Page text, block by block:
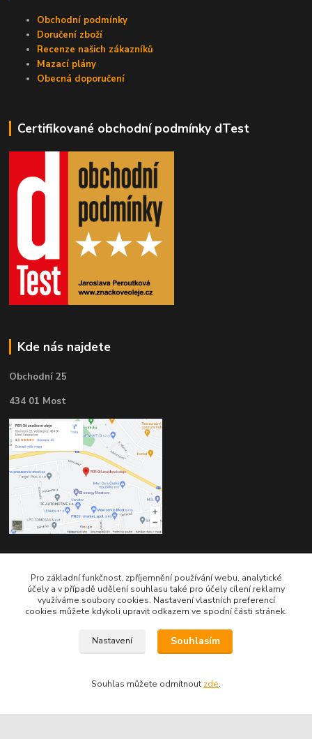
Obchodní podmínky
Doručení zboží
Recenze našich zákazníků
Mazací plány
Obecná doporučení
Certifikované obchodní podmínky dTest
Kde nás najdete
Obchodní 25
434 01 Most
Kontakty
Pro základní funkčnost, zpříjemnění používání webu, analytické
účely a v případě udělení souhlasu také pro účely cílení reklamy
využíváme soubory cookies. Nastavení vlastních preferencí
cookies můžete kdykoli upravit odkazem ve spodní části stránek.
Nastavení Souhlasím
Souhlas můžete odmítnout zde.